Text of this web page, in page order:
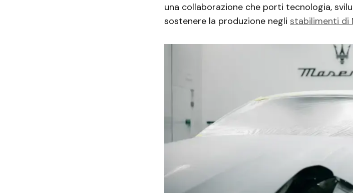
una collaborazione che porti tecnologia,
sostenere la produzione negli stabilimenti di